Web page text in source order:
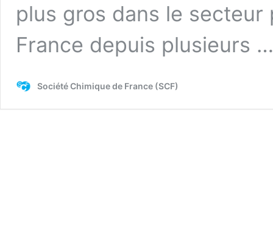
plus gros dans le
France depuis plusieurs
Société Chimique de France (SCF)